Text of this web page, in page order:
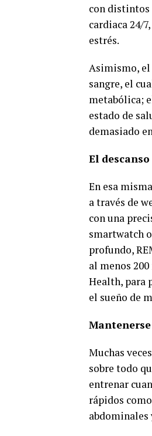
con distintos
cardiaca 24/
estrés.
Asimismo, el
sangre, el
metabólica;
estado de
demasiado
El
En esa
a través de
con una
smartwatch
profundo,
al menos
Health, para
el sueño de
Muchas
sobre todo
entrenar
rápidos
abdominales